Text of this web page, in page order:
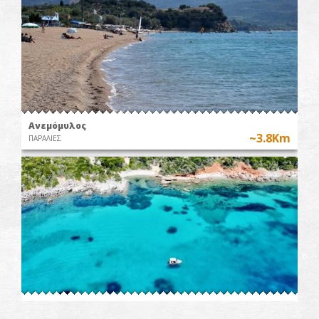
Ανεμόμυλος
ΠΑΡΑΛΙΕΣ ~3.8Km